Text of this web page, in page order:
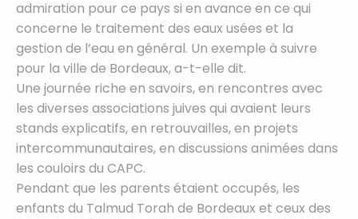
admiration pour ce pays si en avance en ce qui
concerne le traitement des eaux usées et la
gestion de l’eau en général. Un exemple à suivre
pour la ville de Bordeaux, a-t-elle dit.
Une journée riche en savoirs, en rencontres avec
les diverses associations juives qui avaient leurs
stands explicatifs, en retrouvailles, en projets
intercommunautaires, en discussions animées dans
les couloirs du CAPC.
Pendant que les parents étaient occupés, les
enfants du Talmud Torah de Bordeaux et ceux des